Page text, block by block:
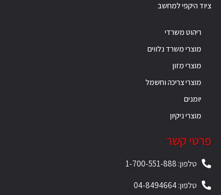
ציוד היקפי למחשב
ריהוט משרדי
מוצרי משרד נלווים
מוצרי מזון
מוצרי צריכה וחשמל
יומנים
מוצרי ניקיון
פרטי קשר
טלפון: 1-700-551-888
טלפון: 04-8494664